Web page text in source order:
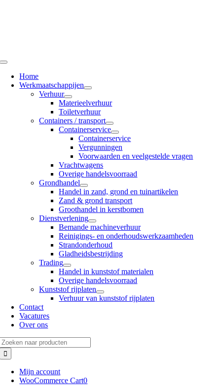
Toggle
NavigationHome
Werkmaatschappijen
Verhuur
Materieelverhuur
Toiletverhuur
Containers / transport
Containerservice
Containerservice
Vergunningen
Voorwaarden en veelgestelde vragen
Vrachtwagens
Overige handelsvoorraad
Grondhandel
Handel in zand, grond en tuinartikelen
Zand & grond transport
Groothandel in kerstbomen
Dienstverlening
Bemande machineverhuur
Reinigings- en onderhoudswerkzaamheden
Strandonderhoud
Gladheidsbestrijding
Trading
Handel in kunststof materialen
Overige handelsvoorraad
Kunststof rijplaten
Verhuur van kunststof rijplaten
Contact
Vacatures
Over ons
Mijn account
WooCommerce Cart0